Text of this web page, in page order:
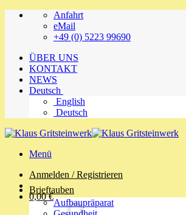
Zum
Anfahrt
eMail
+49 (0) 5223 99690
ÜBER UNS
KONTAKT
NEWS
Deutsch
English
Deutsch
Menü
Anmelden / Registrieren
0,00€
Brieftauben
Aufbaupräparat